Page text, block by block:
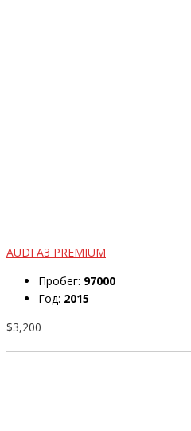
AUDI A3 PREMIUM
Пробег: 97000
Год: 2015
$3,200